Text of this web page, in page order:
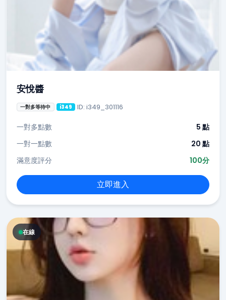
安悅醬
一對多等待中 i349 ID: i349_301116
一對多點數
5 點
一對一點數
20 點
滿意度評分
100分
立即進入
在線